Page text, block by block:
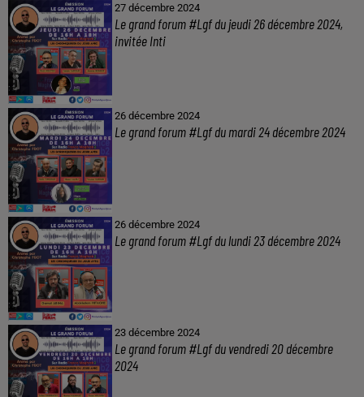
27 décembre 2024
Le grand forum #Lgf du jeudi 26 décembre 2024,
invitée Inti
26 décembre 2024
Le grand forum #Lgf du mardi 24 décembre 2024
26 décembre 2024
Le grand forum #Lgf du lundi 23 décembre 2024
23 décembre 2024
Le grand forum #Lgf du vendredi 20 décembre
2024